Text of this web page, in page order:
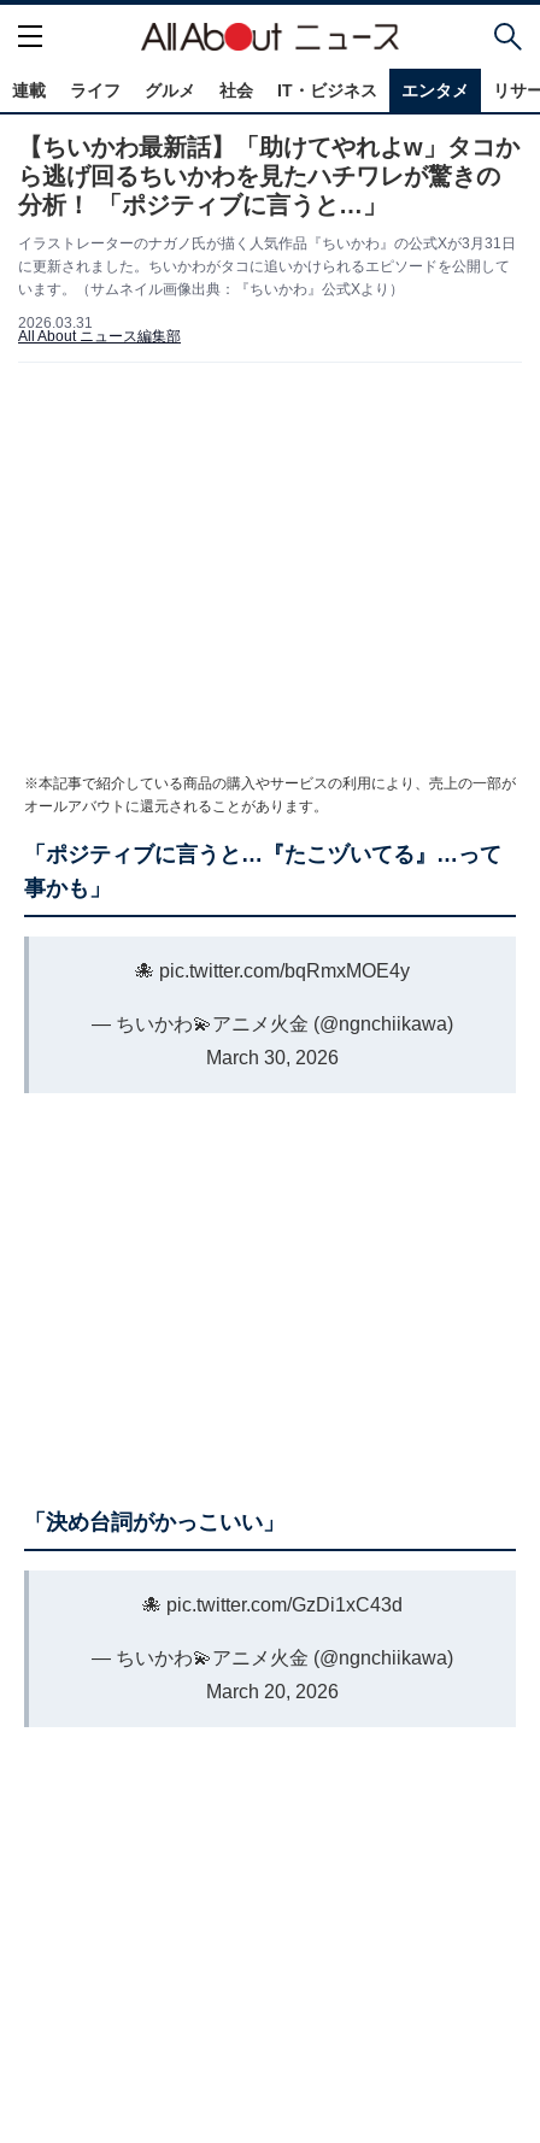
連載 ライフ グルメ 社会 IT・ビジネス エンタメ リサ
【ちいかわ最新話】「助けてやれよw」タコか
ら逃げ回るちいかわを見たハチワレが驚きの
分析！ 「ポジティブに言うと…」
イラストレーターのナガノ氏が描く人気作品『ちいかわ』の公式Xが3月31日
に更新されました。ちいかわがタコに追いかけられるエピソードを公開して
います。（サムネイル画像出典：『ちいかわ』公式Xより）
2026.03.31
All About ニュース編集部
※本記事で紹介している商品の購入やサービスの利用により、売上の一部が
オールアバウトに還元されることがあります。
「ポジティブに言うと…『たこヅいてる』…って
事かも」
🐙 pic.twitter.com/bqRmxMOE4y
— ちいかわ💫アニメ火金 (@ngnchiikawa)
March 30, 2026
「決め台詞がかっこいい」
🐙 pic.twitter.com/GzDi1xC43d
— ちいかわ💫アニメ火金 (@ngnchiikawa)
March 20, 2026